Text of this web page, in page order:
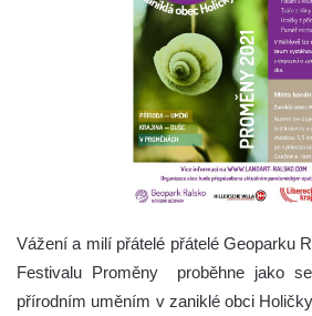
Vážení a milí přátelé přátelé Geoparku
Festivalu Proměny proběhne jako
přírodním uměním v zaniklé obci